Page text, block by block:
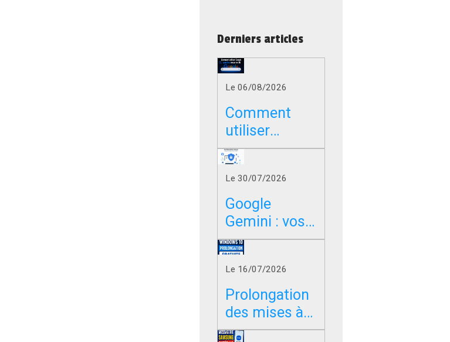
Derniers articles
Le 06/08/2026
Comment
utiliser
Google sans
les résumés
IA dans
Chrome, Edge
et Firefox ?
Le 30/07/2026
Google
Gemini : vos
photos,
vidéos et
messages
peuvent-ils
servir à
entraîner l’IA
Le 16/07/2026
Prolongation
des mises à
jour de